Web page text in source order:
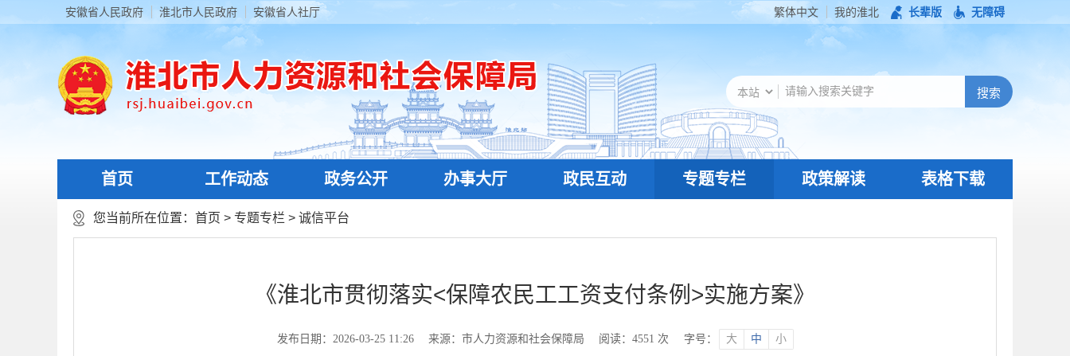
安徽省人民政府 淮北市人民政府 安徽省人社厅 繁体中文 我的淮北 长辈版 无障碍
首页 工作动态 政务公开 办事大厅 政民互动 专题专栏 政策解读 表格下载
您当前所在位置： 首页 > 专题专栏 > 诚信平台
《淮北市贯彻落实<保障农民工工资支付条例>实施方案》
发布日期：2026-03-25 11:26 来源：市人力资源和社会保障局 阅读： 4551 次 字号： 大 中 小